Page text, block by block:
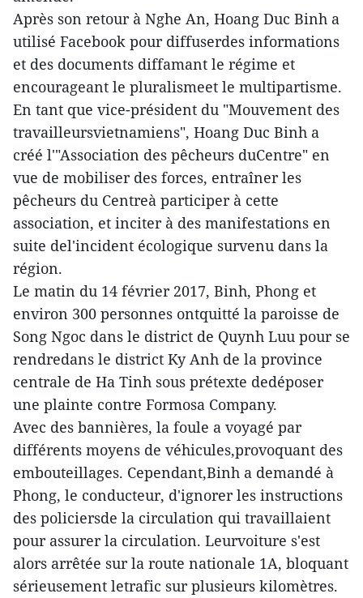
Après son retour à Nghe An, Hoang Duc Binh a
utilisé Facebook pour diffuserdes informations
et des documents diffamant le régime et
encourageant le pluralismeet le multipartisme.
En tant que vice-président du "Mouvement des
travailleursvietnamiens", Hoang Duc Binh a
créé l'"Association des pêcheurs duCentre" en
vue de mobiliser des forces, entraîner les
pêcheurs du Centreà participer à cette
association, et inciter à des manifestations en
suite del'incident écologique survenu dans la
région.
Le matin du 14 février 2017, Binh, Phong et
environ 300 personnes ontquitté la paroisse de
Song Ngoc dans le district de Quynh Luu pour se
rendredans le district Ky Anh de la province
centrale de Ha Tinh sous prétexte dedéposer
une plainte contre Formosa Company.
Avec des bannières, la foule a voyagé par
différents moyens de véhicules,provoquant des
embouteillages. Cependant,Binh a demandé à
Phong, le conducteur, d'ignorer les instructions
des policiersde la circulation qui travaillaient
pour assurer la circulation. Leurvoiture s'est
alors arrêtée sur la route nationale 1A, bloquant
sérieusement letrafic sur plusieurs kilomètres.